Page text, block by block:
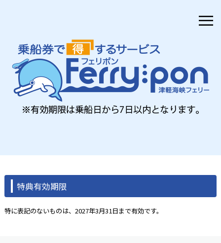
≡
特典有効期限
特に表記のないものは、2027年3月31日まで有効です。